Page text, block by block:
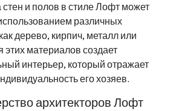
стен и полов в стиле Лофт может
различных
дерево, кирпич, металл или
этих материалов создает
интерьер, который отражает
его хозяев.
архитекторов Лофт